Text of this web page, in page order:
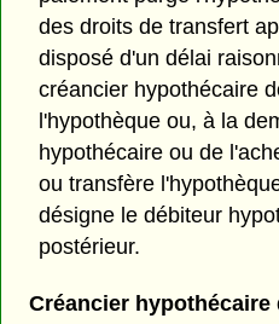
des droits de transfert
disposé d'un délai
créancier hypothécaire
l'hypothèque ou, à la
hypothécaire ou de
ou transfère
désigne le débiteur
postérieur.
Créancier